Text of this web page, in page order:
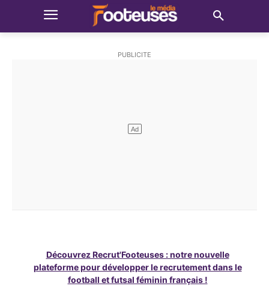
Découvrez Recrut'Footeuses : notre nouvelle
plateforme pour développer le recrutement dans le
football et futsal féminin français !